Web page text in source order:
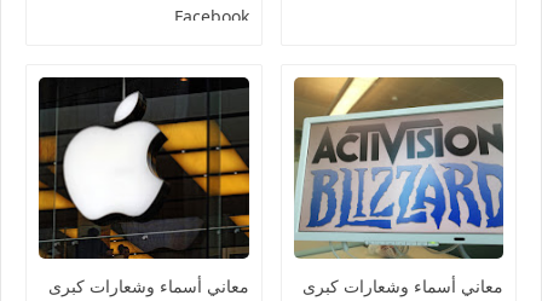
Facebook
معاني أسماء وشعارات كبرى
معاني أسماء وشعارات كبرى